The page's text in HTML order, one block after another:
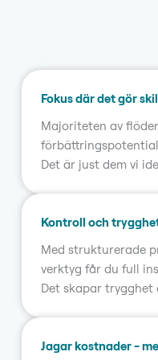
Fokus där det gör
Majoriteten av
Det är just dem vi
Kontroll och
Med strukturerade
verktyg får du full
Det skapar
Jagar kostnader -